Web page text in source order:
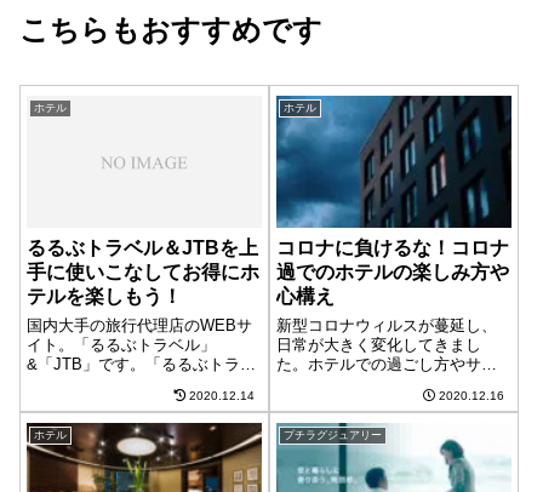
こちらもおすすめです
ホテル
るるぶトラベル＆JTBを上
手に使いこなしてお得にホ
テルを楽しもう！
国内大手の旅行代理店のWEBサ
イト。「るるぶトラベル」
&「JTB」です。「るるぶトラベ
トラベルポイント（有効期限は
ポイント最終獲得月から1年間）
利用金額の1％獲得ポイントは1
ポイントから利用可、1回で最大
100,...
2020.12.14
ホテル
コロナに負けるな！コロナ
過でのホテルの楽しみ方や
心構え
新型コロナウィルスが蔓延し、
日常が大きく変化してきまし
た。ホテルでの過ごし方やサー
ワケにはいかず、サービスによ
って大小様々な変化が起きてい
ます。今後も、しっかりとした
落としどころが見つからない限
り、試行錯誤を繰り...
2020.12.16
ホテル プチラグジュアリー